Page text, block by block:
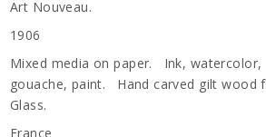
Art Nouveau.
1906
Mixed media on paper. Ink, watercolor,
gouache, paint. Hand carved gilt wood
Glass.
France